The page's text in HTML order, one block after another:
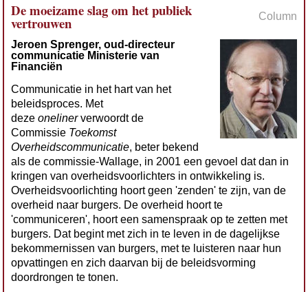
De moeizame slag om het publiek
vertrouwen Column
Jeroen Sprenger, oud-directeur
communicatie Ministerie van
Financiën
Communicatie in het hart van het
beleidsproces. Met
deze onelinerverwoordt de
Commissie Toekomst
Overheidscommunicatie, beter bekend
als de commissie-Wallage, in 2001 een gevoel dat dan in
kringen van overheidsvoorlichters in ontwikkeling is.
Overheidsvoorlichting hoort geen 'zenden' te zijn, van de
overheid naar burgers. De overheid hoort te
'communiceren', hoort een samenspraak op te zetten met
burgers. Dat begint met zich in te leven in de dagelijkse
bekommernissen van burgers, met te luisteren naar hun
opvattingen en zich daarvan bij de beleidsvorming
doordrongen te tonen.